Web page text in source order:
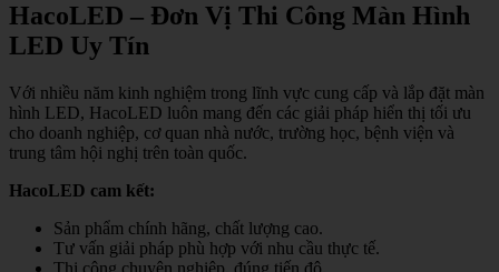
HacoLED – Đơn Vị Thi Công Màn Hình
LED Uy Tín
Với nhiều năm kinh nghiệm trong lĩnh vực cung cấp và lắp đặt màn
hình LED, HacoLED luôn mang đến các giải pháp hiển thị tối ưu
cho doanh nghiệp, cơ quan nhà nước, trường học, bệnh viện và
trung tâm hội nghị trên toàn quốc.
HacoLED cam kết:
Sản phẩm chính hãng, chất lượng cao.
Tư vấn giải pháp phù hợp với nhu cầu thực tế.